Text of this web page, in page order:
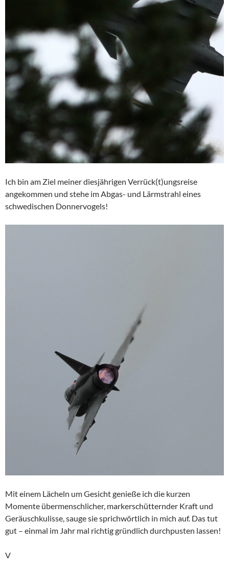
Ich bin am Ziel meiner diesjährigen Verrück(t)ungsreise
angekommen und stehe im Abgas- und Lärmstrahl eines
schwedischen Donnervogels!
Mit einem Lächeln um Gesicht genieße ich die kurzen
Momente übermenschlicher, markerschütternder Kraft und
Geräuschkulisse, sauge sie sprichwörtlich in mich auf. Das tut
gut – einmal im Jahr mal richtig gründlich durchpusten lassen!
V